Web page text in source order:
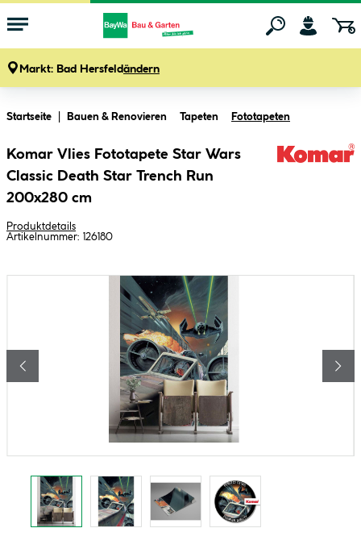
Markt: Bad Hersfeldändern
Startseite Bauen & Renovieren Tapeten Fototapeten
Komar Vlies Fototapete Star Wars
Classic Death Star Trench Run
200x280 cm
Produktdetails
Artikelnummer: 126180
Bildergalerie überspringen